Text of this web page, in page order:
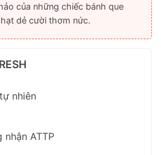
của những chiếc bánh que
dẻ cười thơm nức.
nhiên
nhận ATTP